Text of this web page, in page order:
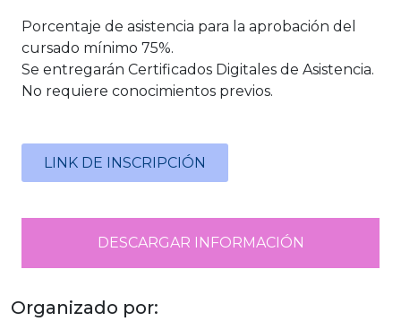
Porcentaje de asistencia para la aprobación del
cursado mínimo 75%.
Se entregarán Certificados Digitales de Asistencia.
No requiere conocimientos previos.
LINK DE INSCRIPCIÓN
DESCARGAR INFORMACIÓN
Organizado por: